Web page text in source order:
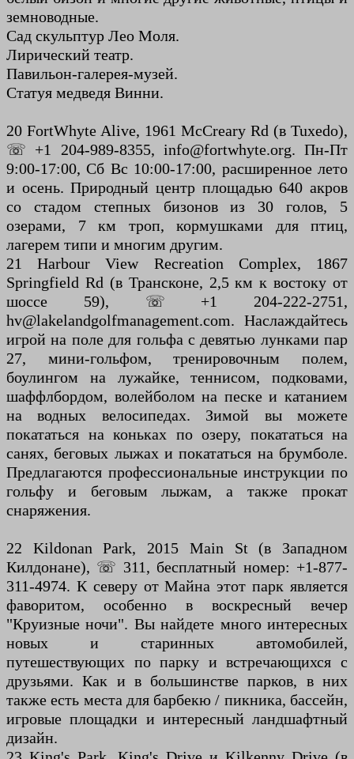
земноводные.
Сад скульптур Лео Моля.
Лирический театр.
Павильон-галерея-музей.
Статуя медведя Винни.
20 FortWhyte Alive, 1961 McCreary Rd (в Tuxedo),
☏ +1 204-989-8355, info@fortwhyte.org. Пн-Пт
9:00-17:00, Сб Вс 10:00-17:00, расширенное лето
и осень. Природный центр площадью 640 акров
со стадом степных бизонов из 30 голов, 5
озерами, 7 км троп, кормушками для птиц,
лагерем типи и многим другим.
21 Harbour View Recreation Complex, 1867
Springfield Rd (в Трансконе, 2,5 км к востоку от
шоссе 59), ☏ +1 204-222-2751,
hv@lakelandgolfmanagement.com. Наслаждайтесь
игрой на поле для гольфа с девятью лунками пар
27, мини-гольфом, тренировочным полем,
боулингом на лужайке, теннисом, подковами,
шаффлбордом, волейболом на песке и катанием
на водных велосипедах. Зимой вы можете
покататься на коньках по озеру, покататься на
санях, беговых лыжах и покататься на брумболе.
Предлагаются профессиональные инструкции по
гольфу и беговым лыжам, а также прокат
снаряжения.
22 Kildonan Park, 2015 Main St (в Западном
Килдонане), ☏ 311, бесплатный номер: +1-877-
311-4974. К северу от Майна этот парк является
фаворитом, особенно в воскресный вечер
"Круизные ночи". Вы найдете много интересных
новых и старинных автомобилей,
путешествующих по парку и встречающихся с
друзьями. Как и в большинстве парков, в них
также есть места для барбекю / пикника, бассейн,
игровые площадки и интересный ландшафтный
дизайн.